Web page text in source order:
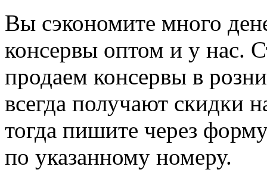
Вы сэкономите много
консервы оптом и у нас.
продаем консервы в
всегда получают скидки
тогда пишите через
по указанному номеру.